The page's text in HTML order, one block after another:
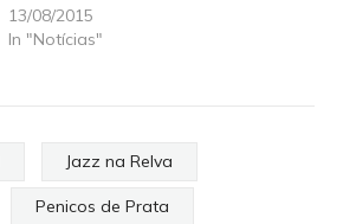
13/08/2015
In "Notícias"
Jazz na Relva
Penicos de Prata